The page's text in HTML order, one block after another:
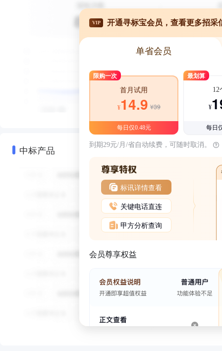
中标产品
VIP 开通寻标宝会员，查看更多招采
单省会员
限购一次
首月试用
¥14.9 ¥39
每日仅0.48元
最划算
12
¥
每日
到期29元/月/省自动续费，可随时取消。
标讯详情查看
关键电话直连
甲方分析查询
会员尊享权益